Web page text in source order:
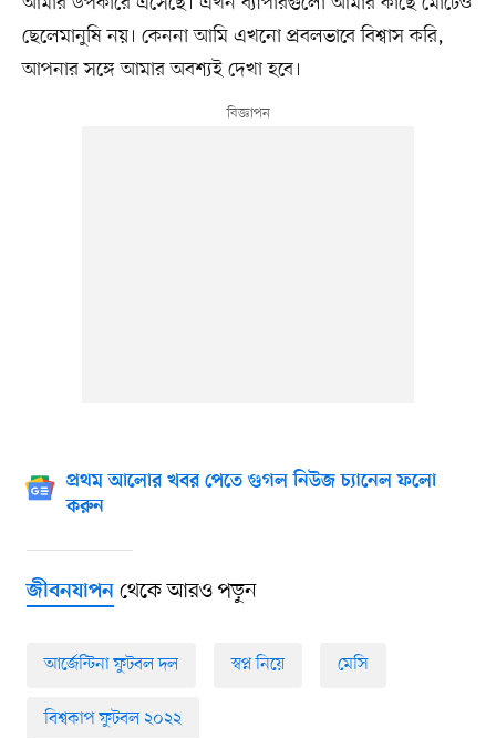
ছেলেমানুষি নয়। কেননা আমি এখনো প্রবলভাবে বিশ্বাস করি,
আপনার সঙ্গে আমার অবশ্যই দেখা হবে।
প্রথম আলোর খবর পেতে গুগল নিউজ চ্যানেল ফলো
করুন
জীবনযাপনথেকে আরও পড়ুন
আর্জেন্টিনা ফুটবল দল স্বপ্ন নিয়ে মেসি
বিশ্বকাপ ফুটবল ২০২২